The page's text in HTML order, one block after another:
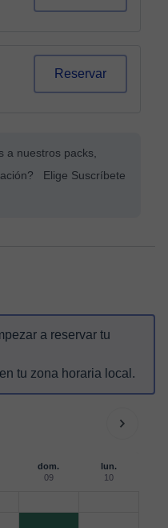
Reservar
a nuestros packs,
Elige Suscríbete
a reservar tu
tu zona horaria local.
dom.
09
lun.
10